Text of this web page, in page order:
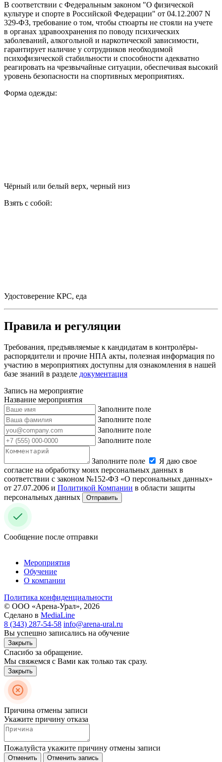
В соответствии с Федеральным законом "О физической
культуре и спорте в Российской Федерации" от 04.12.2007 N
329-ФЗ, требование о том, чтобы стюарты не стояли на учете
в органах здравоохранения по поводу психических
заболеваний, алкогольной и наркотической зависимости,
гарантирует наличие у сотрудников необходимой
психофизической стабильности и способности адекватно
реагировать на чрезвычайные ситуации, обеспечивая высокий
уровень безопасности на спортивных мероприятиях.
Форма одежды:
Чёрный или белый верх, черный низ
Взять с собой:
Удостоверение КРС, еда
Правила и регуляции
Требования, предъявляемые к кандидатам в контролёры-
распорядители и прочие НПА акты, полезная информация по
участию в мероприятиях доступны для ознакомления в нашей
базе знаний в разделе документация
Запись на мероприятие
Название мероприятия
Заполните поле
Заполните поле
Заполните поле
Заполните поле
Заполните поле
Я даю свое
согласие на обработку моих персональных данных в
соответствии с законом №152-ФЗ «О персональных данных»
от 27.07.2006 и Политикой Компании в области защиты
персональных данных
Отправить
Сообщение после отправки
Мероприятия
Обучение
О компании
Политика конфиденциальности
© ООО «Арена-Урал», 2026
Сделано в MediaLine
8 (343) 287-54-58 info@arena-ural.ru
Вы успешно записались на обучение
Закрыть
Спасибо за обращение.
Мы свяжемся с Вами как только так сразу.
Закрыть
Причина отмены записи
Укажите причину отказа
Пожалуйста укажите причину отмены записи
Отменить Отменить запись